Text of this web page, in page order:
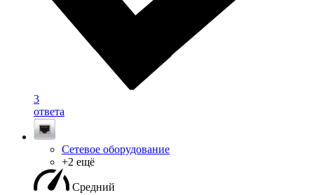
3
ответа
Сетевое оборудование
+2 ещё
Средний